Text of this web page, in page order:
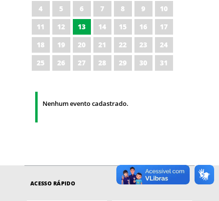
4
5 6 7 8 9
10
11
12 13 14 15 16
17
18
19 20 21 22 23
24
25
26 27 28 29 30 31
Nenhum evento cadastrado.
ACESSO RÁPIDO